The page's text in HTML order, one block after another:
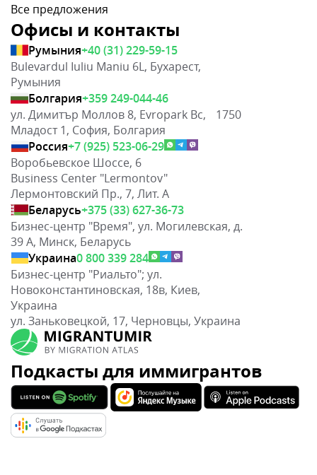
Подкасты для иммигрантов
Все предложения
Офисы и контакты
Румыния+40 (31) 229-59-15
Bulevardul Iuliu Maniu 6L, Бухарест,
Румыния
Болгария+359 249-044-46
ул. Димитър Моллов 8, Evropark Bc, 1750
Младост 1, София, Болгария
Россия+7 (925) 523-06-29
Воробьевское Шоссе, 6
Business Center "Lermontov"
Лермонтовский Пр., 7, Лит. А
Беларусь+375 (33) 627-36-73
Бизнес-центр "Время", ул. Могилевская, д.
39 А, Минск, Беларусь
Украина0 800 339 284
Бизнес-центр "Риальто"; ул.
Новоконстантиновская, 18в, Киев,
Украина
ул. Заньковецкой, 17, Черновцы, Украина